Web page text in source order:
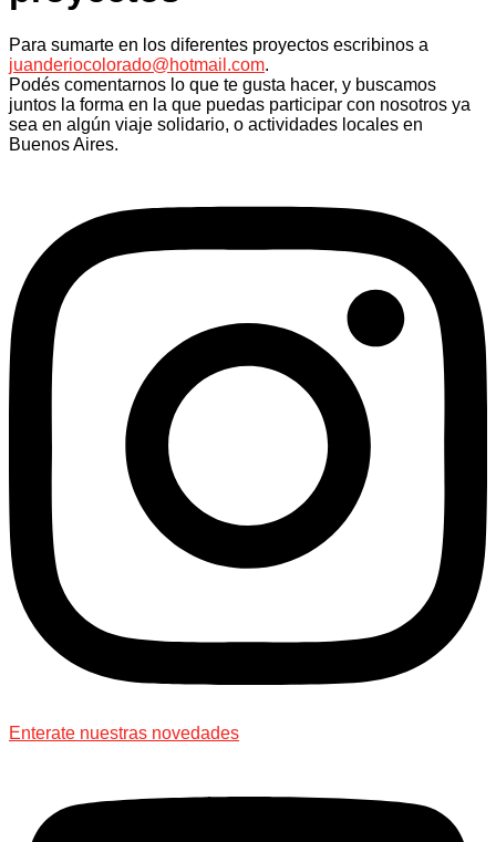
Para sumarte en los diferentes proyectos escribinos a
juanderiocolorado@hotmail.com.
Podés comentarnos lo que te gusta hacer, y buscamos
juntos la forma en la que puedas participar con nosotros ya
sea en algún viaje solidario, o actividades locales en
Buenos Aires.
Enterate nuestras novedades